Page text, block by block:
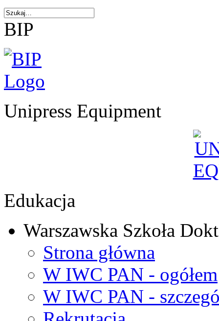
BIP
Unipress Equipment
Edukacja
Warszawska Szkoła
Strona główna
W IWC PAN - ogółem
W IWC PAN -